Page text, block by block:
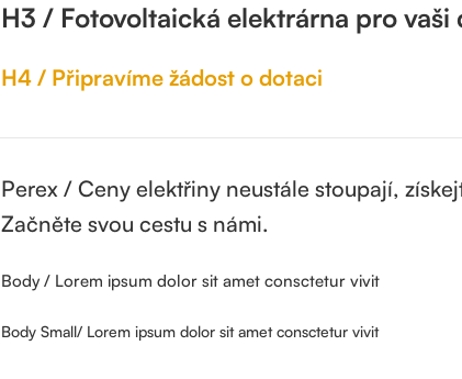
H3 / Fotovoltaická elektrárna pro vaši
H4 / Připravíme žádost o dotaci
Perex / Ceny elektřiny neustále stoupají,
Začněte svou cestu s námi.
Body / Lorem ipsum dolor sit amet consctetur vivit
Body Small/ Lorem ipsum dolor sit amet consctetur vivit